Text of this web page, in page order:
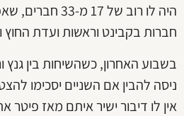
היה לו רוב
חברות בקבינט וראשות ועדת החוץ
בשבוע האחרון, כשהשיחות בין
ניסה להבין אם השניים יסכימו
אין לו דיבור ישיר איתם מאז